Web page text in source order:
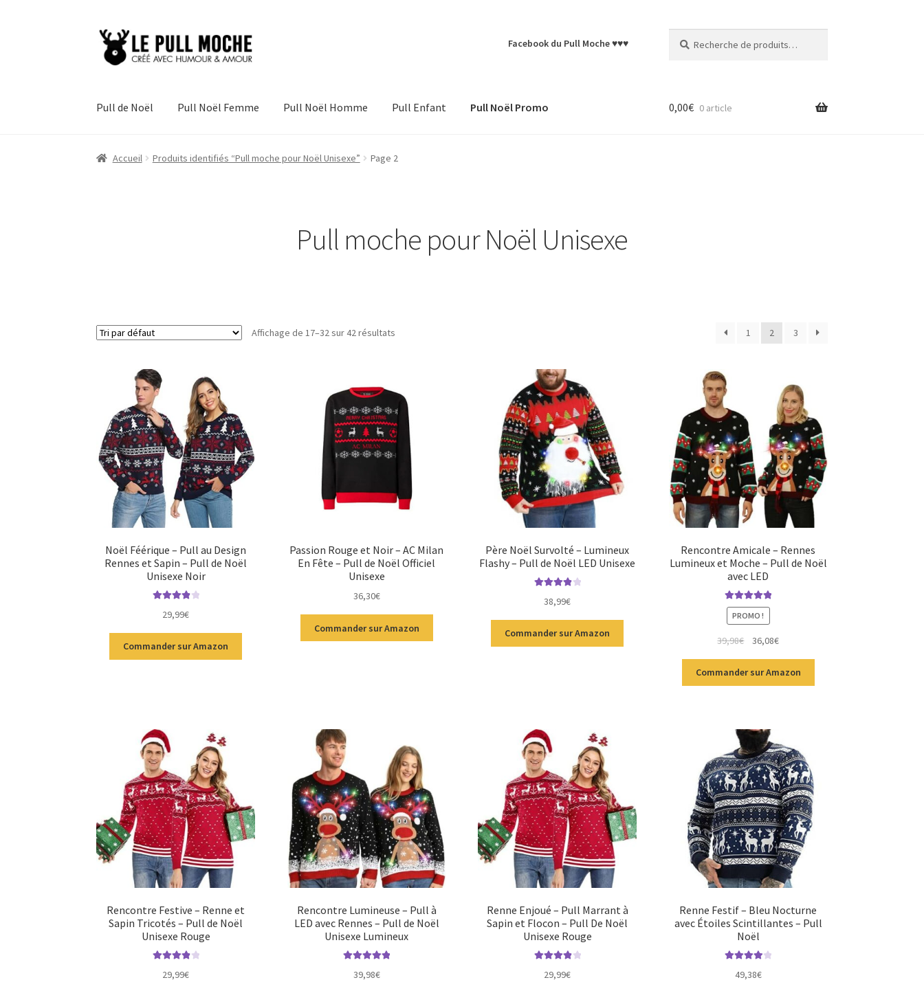
Aller
Aller
au
Facebook du Pull Moche ♥♥♥
pour :
Pull de Noël Pull Noël Femme Pull Noël Homme Pull Enfant Pull Noël Promo 0,00€ 0 article
Accueil Produits identifiés “Pull moche pour Noël Unisexe” Page 2
Pull moche pour Noël Unisexe
Affichage de 17–32 sur 42 résultats 1 2 3
Noël Féérique – Pull au Design
Rennes et Sapin – Pull de Noël
Unisexe Noir
sur 5
29,99€
Commander sur Amazon
Passion Rouge et Noir – AC Milan
En Fête – Pull de Noël Officiel
Unisexe
36,30€
Commander sur Amazon
Père Noël Survolté – Lumineux
Flashy – Pull de Noël LED Unisexe
sur 5
38,99€
Commander sur Amazon
Rencontre Amicale – Rennes
Lumineux et Moche – Pull de Noël
avec LED
Note5.00sur
5
PROMO !
39,98€ 36,08€
Commander sur Amazon
Rencontre Festive – Renne et
Sapin Tricotés – Pull de Noël
Unisexe Rouge
sur 5
29,99€
Rencontre Lumineuse – Pull à
LED avec Rennes – Pull de Noël
Unisexe Lumineux
5
39,98€
Renne Enjoué – Pull Marrant à
Sapin et Flocon – Pull De Noël
Unisexe Rouge
sur 5
29,99€
Renne Festif – Bleu Nocturne
avec Étoiles Scintillantes – Pull
Noël
sur 5
49,38€